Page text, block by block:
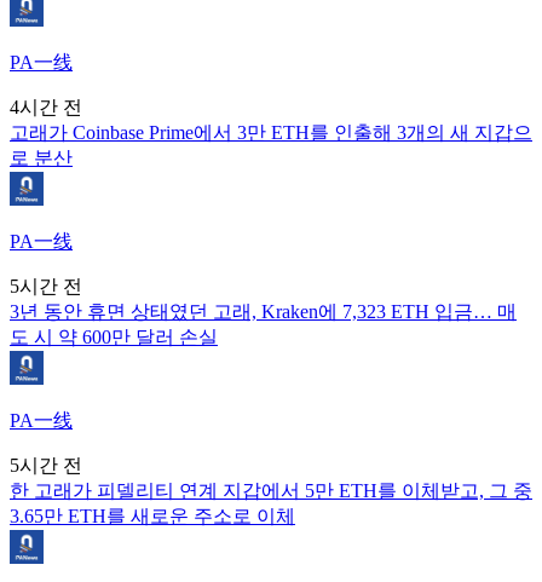
PA一线
4시간 전
고래가 Coinbase Prime에서 3만 ETH를 인출해 3개의 새 지갑으
로 분산
PA一线
5시간 전
3년 동안 휴면 상태였던 고래, Kraken에 7,323 ETH 입금… 매
도 시 약 600만 달러 손실
PA一线
5시간 전
한 고래가 피델리티 연계 지갑에서 5만 ETH를 이체받고, 그 중
3.65만 ETH를 새로운 주소로 이체